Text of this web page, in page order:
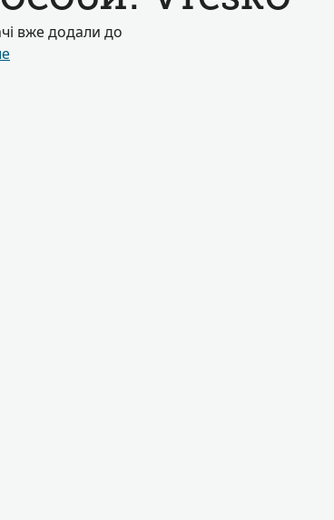
вже додали до